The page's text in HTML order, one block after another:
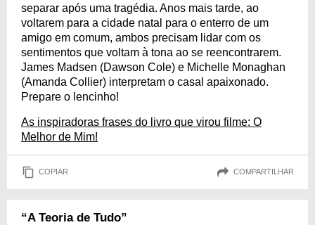
separar após uma tragédia. Anos mais tarde, ao
voltarem para a cidade natal para o enterro de um
amigo em comum, ambos precisam lidar com os
sentimentos que voltam à tona ao se reencontrarem.
James Madsen (Dawson Cole) e Michelle Monaghan
(Amanda Collier) interpretam o casal apaixonado.
Prepare o lencinho!
As inspiradoras frases do livro que virou filme: O
Melhor de Mim!
COPIAR COMPARTILHAR
“A Teoria de Tudo”